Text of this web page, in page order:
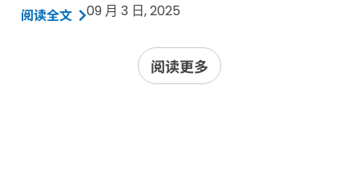
阅读全文 09 月 3 日, 2025
阅读更多